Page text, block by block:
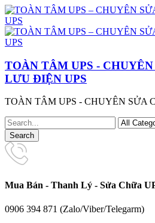
TOÀN TÂM UPS -
LƯU ĐIỆN UPS
TOÀN TÂM UPS - CHUYÊN SỬA
Mua Bán - Thanh Lý - Sửa Chữa
0906 394 871 (Zalo/Viber/Telegarm)